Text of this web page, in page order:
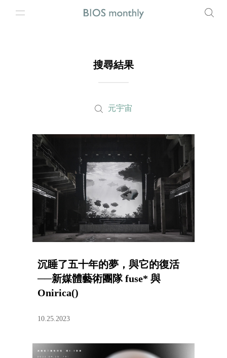
搜尋結果
元宇宙
沉睡了五十年的夢，與它的復活
──新媒體藝術團隊 fuse* 與
Onirica()
10.25.2023